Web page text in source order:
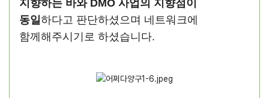
지향하는 바와 DMO 사업의 지향점이
동일 하다고 판단하셨으며 네트워크에
함께해주시기로 하셨습니다.